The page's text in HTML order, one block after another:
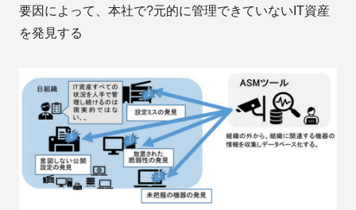
要因によって、本社で?元的に管理できていないIT資産
を発見する